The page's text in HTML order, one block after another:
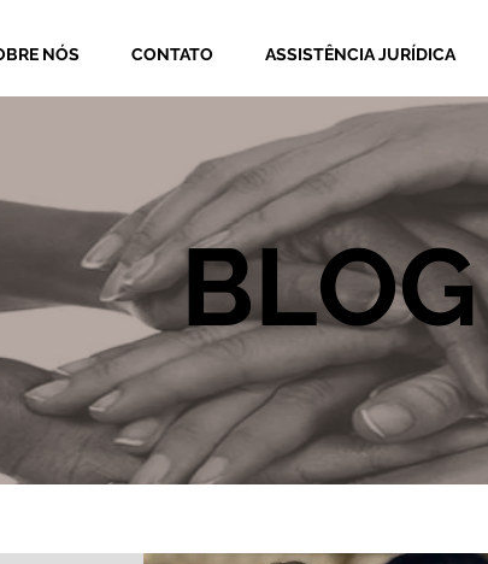
NÓS CONTATO ASSISTÊNCIA JURÍDICA
BLOG